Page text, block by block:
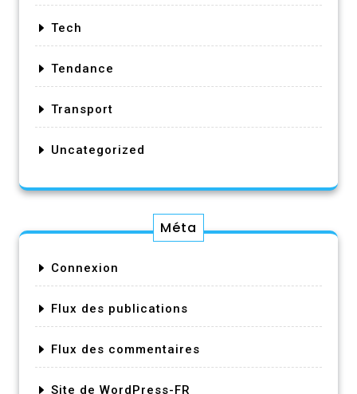
Tech
Tendance
Transport
Uncategorized
Méta
Connexion
Flux des publications
Flux des commentaires
Site de WordPress-FR